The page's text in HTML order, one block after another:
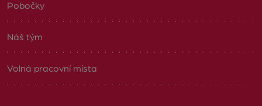
Pobočky
Náš tým
Volná pracovní místa